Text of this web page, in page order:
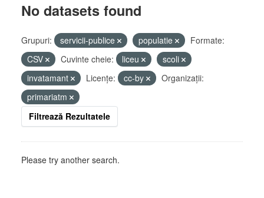
No datasets found
Grupuri: servicii-publice populatie
Formate:
CSV
Cuvinte cheie: liceu
scoli
invatamant
Licenţe: cc-by
Organizații:
primariatm
Filtrează Rezultatele
Please try another search.